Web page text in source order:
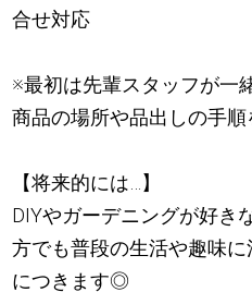
合せ対応
※最初は先輩スタッフが一
商品の場所や品出しの手
【将来的には…】
DIYやガーデニングが好き
方でも普段の生活や趣味
につきます◎